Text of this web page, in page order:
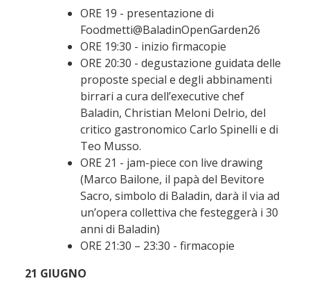
ORE 19 - presentazione di
Foodmetti@BaladinOpenGarden26
ORE 19:30 - inizio firmacopie
ORE 20:30 - degustazione guidata delle
proposte special e degli abbinamenti
birrari a cura dell’executive chef
Baladin, Christian Meloni Delrio, del
critico gastronomico Carlo Spinelli e di
Teo Musso.
ORE 21 - jam-piece con live drawing
(Marco Bailone, il papà del Bevitore
Sacro, simbolo di Baladin, darà il via ad
un’opera collettiva che festeggerà i 30
anni di Baladin)
ORE 21:30 – 23:30 - firmacopie
21 GIUGNO